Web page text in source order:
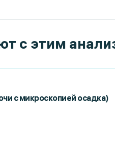
с этим
с микроскопией осадка)